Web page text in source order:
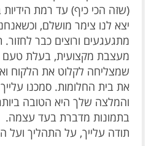
(שזה הכי כיף) עד רמת הידיות
יצא לנו צימר מושלם,
מתגעגעים ורוצים כבר
מעצבת מקצועית, בעלת טעם
שמצליחה לקלוט את הלקוח
את בית החלומות. סמכנו
והמלצה שלך היא הטובה
בתמונות מדברת בעד עצמה.
תודה עלייך, על התהליך ועל